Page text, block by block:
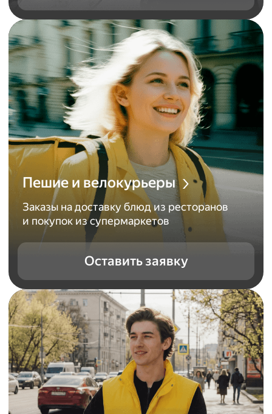
Пешие и велокурьеры
Заказы на доставку блюд из ресторанов
и покупок из супермаркетов
Оставить заявку